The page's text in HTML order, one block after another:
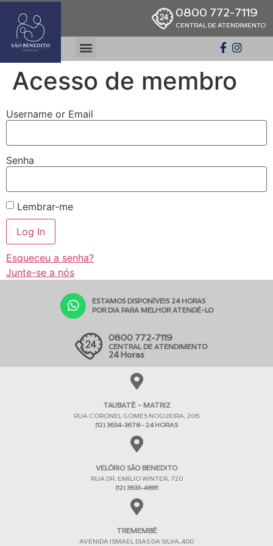
0800 772-7119
CENTRAL DE ATENDIMENTO
Acesso de membro
Username or Email
Senha
Lembrar-me
Esqueceu a senha?
Junte-se a nós
ESTAMOS DISPONÍVEIS 24 HORAS
POR DIA PARA MELHOR ATENDÊ-LO
0800 772-7119
CENTRAL DE ATENDIMENTO
24 Horas
TAUBATÉ - MATRIZ
RUA CORONEL GOMES NOGUEIRA, 206
(12) 3634-3678 - 24 HORAS
VELÓRIO SÃO BENEDITO
RUA DR. EMÍLIO WINTER, 720
(12) 3633-4881
TREMEMBÉ
AVENIDA ISMAEL DIAS DA SILVA,400